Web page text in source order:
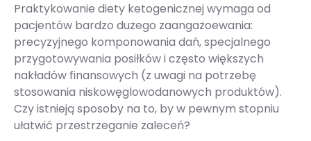
Praktykowanie diety ketogenicznej wymaga od
pacjentów bardzo dużego zaangażoewania:
precyzyjnego komponowania dań, specjalnego
przygotowywania posiłków i często większych
nakładów finansowych (z uwagi na potrzebę
stosowania niskowęglowodanowych produktów).
Czy istnieją sposoby na to, by w pewnym stopniu
ułatwić przestrzeganie zaleceń?